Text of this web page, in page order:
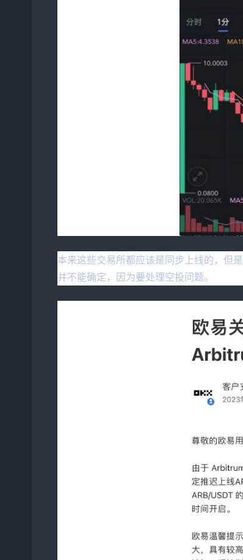
本来这些交易所都应该是同步上线的，但
并不能确定，因为要处理空投问题。